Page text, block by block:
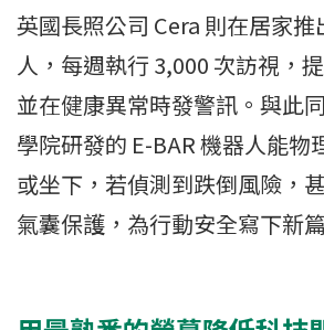
英國長照公司 Cera 則在居家
人，每週執行 3,000 次訪視，
並在健康異常時發警訊。與此
學院研發的 E-BAR 機器人能物
或坐下，若偵測到跌倒風險，
氣囊保護，為行動安全寫下新